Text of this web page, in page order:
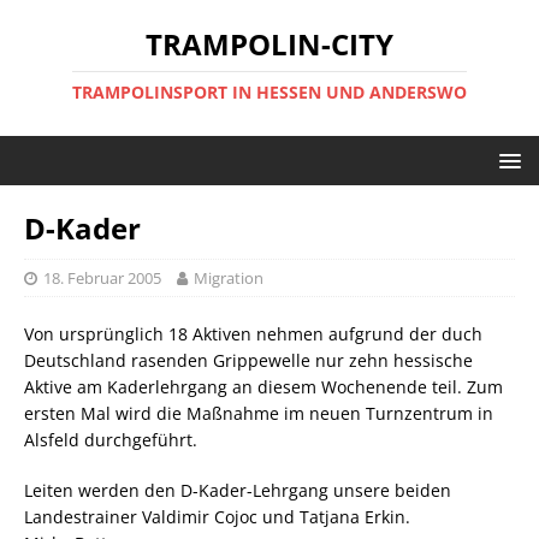
TRAMPOLIN-CITY
TRAMPOLINSPORT IN HESSEN UND ANDERSWO
D-Kader
18. Februar 2005 Migration
Von ursprünglich 18 Aktiven nehmen aufgrund der duch
Deutschland rasenden Grippewelle nur zehn hessische
Aktive am Kaderlehrgang an diesem Wochenende teil. Zum
ersten Mal wird die Maßnahme im neuen Turnzentrum in
Alsfeld durchgeführt.
Leiten werden den D-Kader-Lehrgang unsere beiden
Landestrainer Valdimir Cojoc und Tatjana Erkin.